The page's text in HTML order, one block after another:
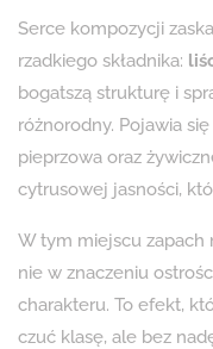
Serce kompozycji
rzadkiego składnika:
bogatszą strukturę i
różnorodny. Pojawia
pieprzowa oraz
cytrusowej jasności,
W tym miejscu zapach
nie w znaczeniu
charakteru. To efekt,
czuć klasę, ale bez